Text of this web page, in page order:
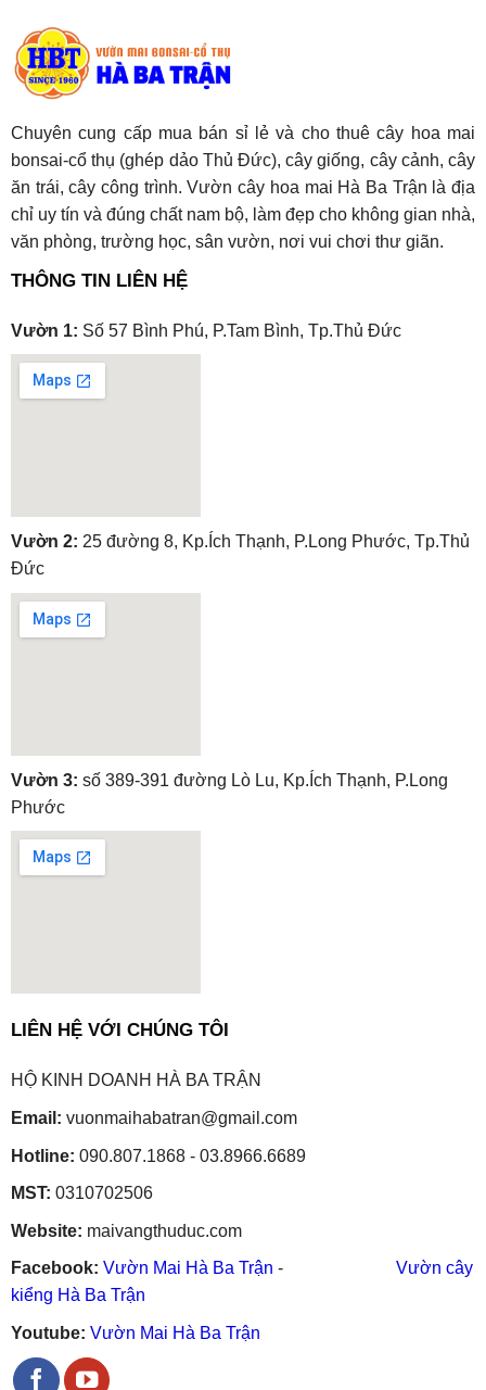
Chuyên cung cấp mua bán sỉ lẻ và cho thuê cây hoa mai
bonsai-cổ thụ (ghép dảo Thủ Đức), cây giống, cây cảnh, cây
ăn trái, cây công trình. Vườn cây hoa mai Hà Ba Trận là địa
chỉ uy tín và đúng chất nam bộ, làm đẹp cho không gian nhà,
văn phòng, trường học, sân vườn, nơi vui chơi thư giãn.
THÔNG TIN LIÊN HỆ
Vườn 1: Số 57 Bình Phú, P.Tam Bình, Tp.Thủ Đức
embedgooglemap.net
Vườn 2: 25 đường 8, Kp.Ích Thạnh, P.Long Phước, Tp.Thủ
Đức
embedgooglemap.net
Vườn 3: số 389-391 đường Lò Lu, Kp.Ích Thạnh, P.Long
Phước
embedgooglemap.net
LIÊN HỆ VỚI CHÚNG TÔI
HỘ KINH DOANH HÀ BA TRẬN
Email: vuonmaihabatran@gmail.com
Hotline: 090.807.1868 - 03.8966.6689
MST: 0310702506
Website: maivangthuduc.com
Facebook: Vườn Mai Hà Ba Trận - Vườn cây
kiểng Hà Ba Trận
Youtube: Vườn Mai Hà Ba Trận